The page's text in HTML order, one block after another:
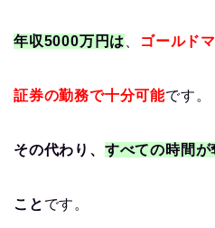
年収5000万円は ゴールド
証券の勤務で十分可能です。
その代わり、 すべての時間が
こと です。